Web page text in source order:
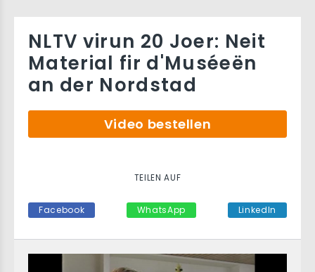
NLTV virun 20 Joer: Neit
Material fir d'Muséeën
an der Nordstad
Video bestellen
TEILEN AUF
Facebook WhatsApp LinkedIn